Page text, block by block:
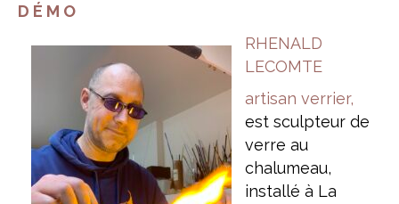
D É M O
RHENALD
LECOMTE
artisan verrier,
est sculpteur de
verre au
chalumeau,
installé à La